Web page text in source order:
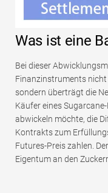
Was ist eine
Bei dieser
Finanzinstruments
sondern überträgt die
Käufer eines
abwickeln möchte, die
Kontrakts zum
Futures-Preis zahlen.
Eigentum an den